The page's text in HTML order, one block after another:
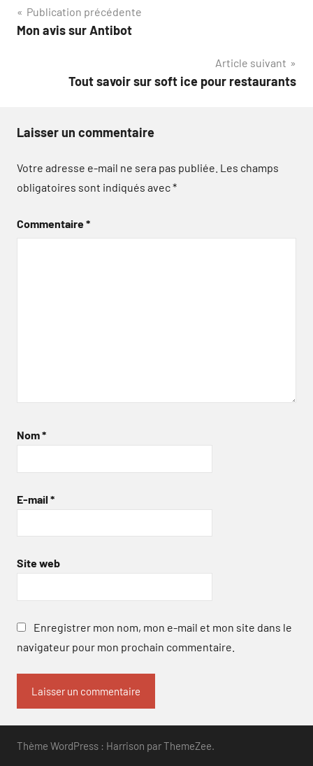
Navigation
de
Publication précédente
Mon avis sur Antibot
Article suivant
Tout savoir sur soft ice pour restaurants
Laisser un commentaire
Votre adresse e-mail ne sera pas publiée. Les champs
obligatoires sont indiqués avec*
Commentaire*
Nom*
E-mail *
Site web
Enregistrer mon nom, mon e-mail et mon site dans le
navigateur pour mon prochain commentaire.
Thème WordPress : Harrison par ThemeZee.